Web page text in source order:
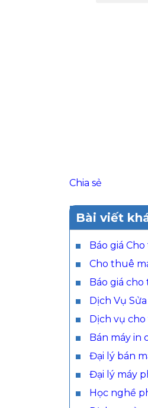
Chia sẻ
Bài viết
Báo giá
Cho thuê
Báo giá
Dịch Vụ
Dịch vụ
Bán máy in
Đại lý bán
Đại lý máy
Học nghề